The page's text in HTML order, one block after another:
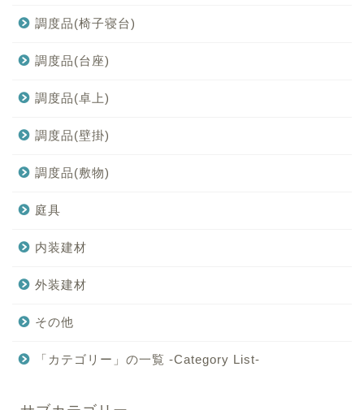
調度品(椅子寝台)
調度品(台座)
調度品(卓上)
調度品(壁掛)
調度品(敷物)
庭具
内装建材
外装建材
その他
「カテゴリー」の一覧 -Category List-